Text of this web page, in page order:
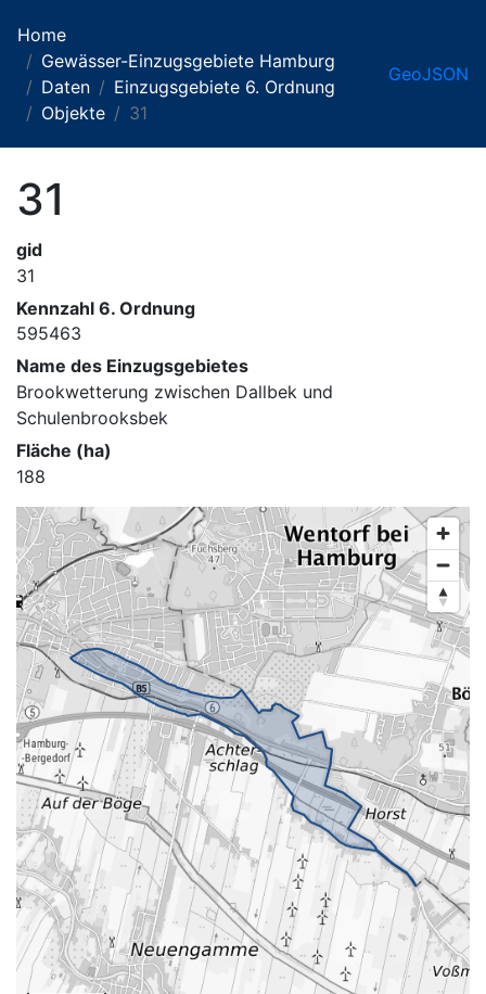
Home
Gewässer-Einzugsgebiete Hamburg
Daten
Einzugsgebiete 6. Ordnung
Objekte
31
GeoJSON
31
gid
31
Kennzahl 6. Ordnung
595463
Name des Einzugsgebietes
Brookwetterung zwischen Dallbek und
Schulenbrooksbek
Fläche (ha)
188